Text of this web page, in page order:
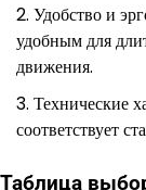
Удобство и
удобным для
движения.
Технические
соответствует
Таблица